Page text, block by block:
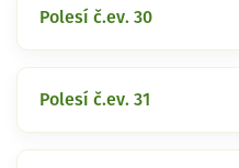
Polesí č.ev. 30
Polesí č.ev. 31